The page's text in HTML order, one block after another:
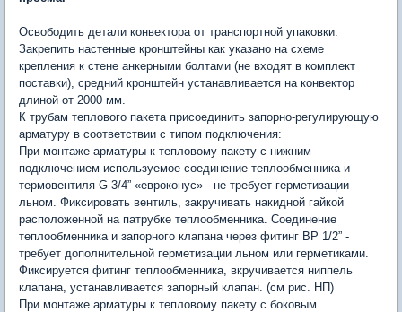
Освободить детали конвектора от транспортной упаковки.
Закрепить настенные кронштейны как указано на схеме
крепления к стене анкерными болтами (не входят в комплект
поставки), средний кронштейн устанавливается на конвектор
длиной от 2000 мм.
К трубам теплового пакета присоединить запорно-регулирующую
арматуру в соответствии с типом подключения:
При монтаже арматуры к тепловому пакету с нижним
подключением используемое соединение теплообменника и
термовентиля G 3/4” «евроконус» - не требует герметизации
льном. Фиксировать вентиль, закручивать накидной гайкой
расположенной на патрубке теплообменника. Соединение
теплообменника и запорного клапана через фитинг ВР 1/2” -
требует дополнительной герметизации льном или герметиками.
Фиксируется фитинг теплообменника, вкручивается ниппель
клапана, устанавливается запорный клапан. (см рис. НП)
При монтаже арматуры к тепловому пакету с боковым